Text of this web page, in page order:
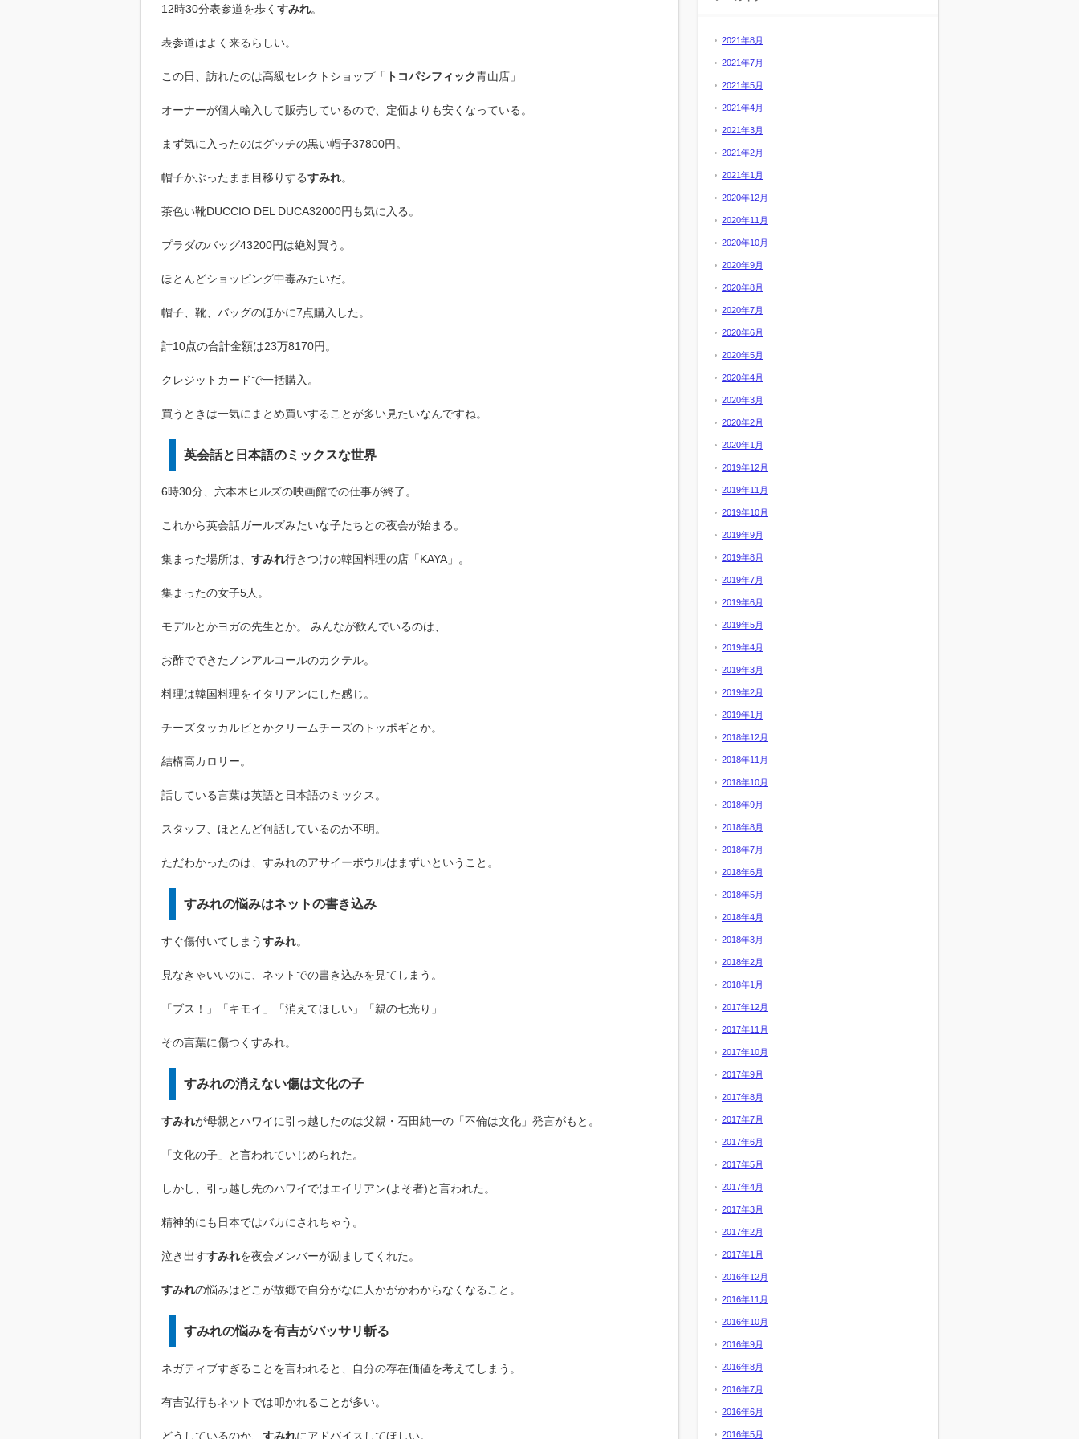
12時30分表参道を歩く すみれ。
表参道はよく来るらしい。
この日、訪れたのは高級セレクトショップ「 トコパシフィック青山店」
オーナーが個人輸入して販売しているので、定価よりも安くなっている。
まず気に入ったのはグッチの黒い帽子37800円。
帽子かぶったまま目移りするすみれ。
茶色い靴DUCCIO DEL DUCA32000円も気に入る。
プラダのバッグ43200円は絶対買う。
ほとんどショッピング中毒みたいだ。
帽子、靴、バッグのほかに7点購入した。
計10点の合計金額は23万8170円。
クレジットカードで一括購入。
買うときは一気にまとめ買いすることが多い見たいなんですね。
英会話と日本語のミックスな世界
6時30分、六本木ヒルズの映画館での仕事が終了。
これから英会話ガールズみたいな子たちとの夜会が始まる。
集まった場所は、 すみれ行きつけの韓国料理の店「KAYA」。
集まったの女子5人。
モデルとかヨガの先生とか。 みんなが飲んでいるのは、
お酢でできたノンアルコールのカクテル。
料理は韓国料理をイタリアンにした感じ。
チーズタッカルビとかクリームチーズのトッポギとか。
結構高カロリー。
話している言葉は英語と日本語のミックス。
スタッフ、ほとんど何話しているのか不明。
ただわかったのは、すみれのアサイーボウルはまずいということ。
すみれの悩みはネットの書き込み
すぐ傷付いてしまうすみれ。
見なきゃいいのに、ネットでの書き込みを見てしまう。
「ブス！」「キモイ」「消えてほしい」「親の七光り」
その言葉に傷つくすみれ。
すみれの消えない傷は文化の子
すみれが母親とハワイに引っ越したのは父親・石田純一の「不倫は文化」発言がもと。
「文化の子」と言われていじめられた。
しかし、引っ越し先のハワイではエイリアン(よそ者)と言われた。
精神的にも日本ではバカにされちゃう。
泣き出すすみれを夜会メンバーが励ましてくれた。
すみれの悩みはどこが故郷で自分がなに人かがかわからなくなること。
すみれの悩みを有吉がバッサリ斬る
ネガティブすぎることを言われると、自分の存在価値を考えてしまう。
有吉弘行もネットでは叩かれることが多い。
どうしているのか、 すみれにアドバイスしてほしい。
2021年8月
2021年7月
2021年5月
2021年4月
2021年3月
2021年2月
2021年1月
2020年12月
2020年11月
2020年10月
2020年9月
2020年8月
2020年7月
2020年6月
2020年5月
2020年4月
2020年3月
2020年2月
2020年1月
2019年12月
2019年11月
2019年10月
2019年9月
2019年8月
2019年7月
2019年6月
2019年5月
2019年4月
2019年3月
2019年2月
2019年1月
2018年12月
2018年11月
2018年10月
2018年9月
2018年8月
2018年7月
2018年6月
2018年5月
2018年4月
2018年3月
2018年2月
2018年1月
2017年12月
2017年11月
2017年10月
2017年9月
2017年8月
2017年7月
2017年6月
2017年5月
2017年4月
2017年3月
2017年2月
2017年1月
2016年12月
2016年11月
2016年10月
2016年9月
2016年8月
2016年7月
2016年6月
2016年5月